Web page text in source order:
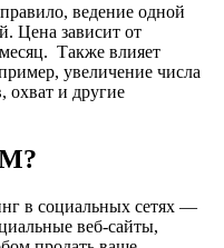
ведение одной
Цена зависит от
Также влияет
увеличение числа
охват и другие
в социальных сетях —
веб-сайты,